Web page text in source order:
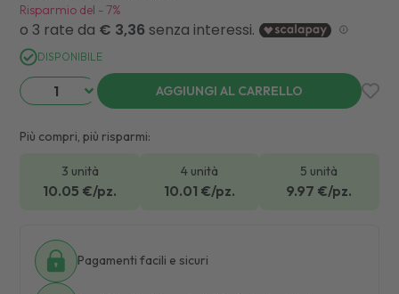
Risparmio del -7%
DISPONIBILE
AGGIUNGI AL CARRELLO
Più compri, più risparmi:
3 unità
10.05 €/pz.
4 unità
10.01 €/pz.
5 unità
9.97 €/pz.
Pagamenti facili e sicuri